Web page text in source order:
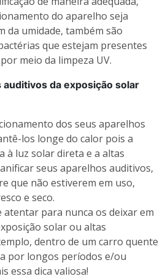
do aparelho seja
da umidade, também são
que estejam presentes
meio da limpeza UV.
auditivos da exposição solar
dos seus aparelhos
los longe do calor pois a
à luz solar direta e a altas
seus aparelhos auditivos,
que não estiverem em uso,
e seco.
atentar para nunca os deixar em
solar ou altas
dentro de um carro quente
por longos períodos e/ou
essa dica valiosa!